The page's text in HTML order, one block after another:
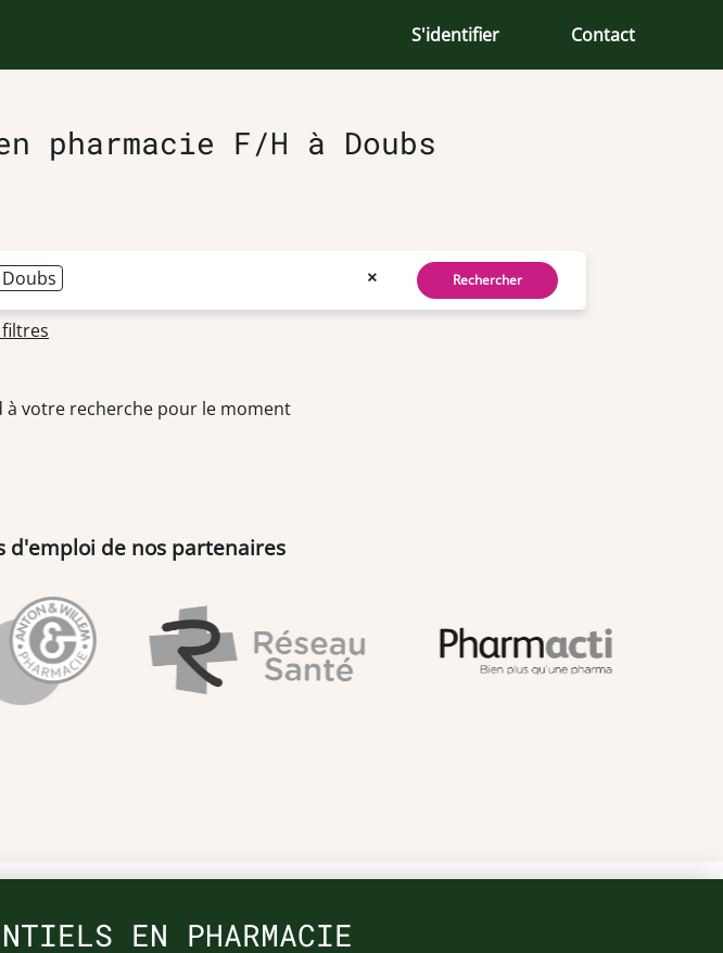
S'identifier Contact
pharmacie F/H à Doubs
× Rechercher
votre recherche pour le moment
d'emploi de nos partenaires
EN PHARMACIE